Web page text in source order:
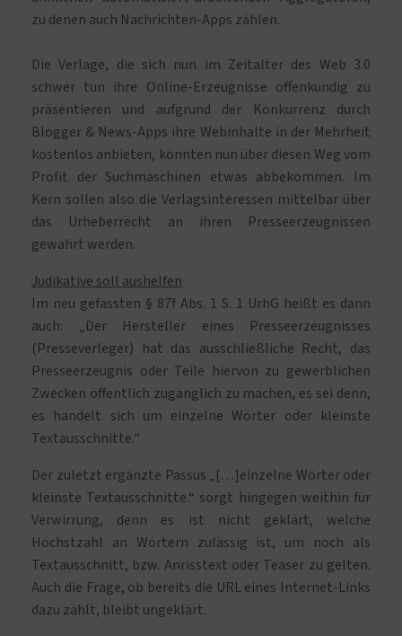
zu denen auch Nachrichten-Apps zählen.
Die Verlage, die sich nun im Zeitalter des Web 3.0
schwer tun ihre Online-Erzeugnisse offenkundig zu
präsentieren und aufgrund der Konkurrenz durch
Blogger & News-Apps ihre Webinhalte in der Mehrheit
kostenlos anbieten, könnten nun über diesen Weg vom
Profit der Suchmaschinen etwas abbekommen. Im
Kern sollen also die Verlagsinteressen mittelbar über
das Urheberrecht an ihren Presseerzeugnissen
gewahrt werden.
Judikative soll aushelfen
Im neu gefassten § 87f Abs. 1 S. 1 UrhG heißt es dann
auch: „Der Hersteller eines Presseerzeugnisses
(Presseverleger) hat das ausschließliche Recht, das
Presseerzeugnis oder Teile hiervon zu gewerblichen
Zwecken öffentlich zugänglich zu machen, es sei denn,
es handelt sich um einzelne Wörter oder kleinste
Textausschnitte.“
Der zuletzt ergänzte Passus „[…]einzelne Wörter oder
kleinste Textausschnitte.“ sorgt hingegen weithin für
Verwirrung, denn es ist nicht geklärt, welche
Höchstzahl an Wörtern zulässig ist, um noch als
Textausschnitt, bzw. Anrisstext oder Teaser zu gelten.
Auch die Frage, ob bereits die URL eines Internet-Links
dazu zählt, bleibt ungeklärt.